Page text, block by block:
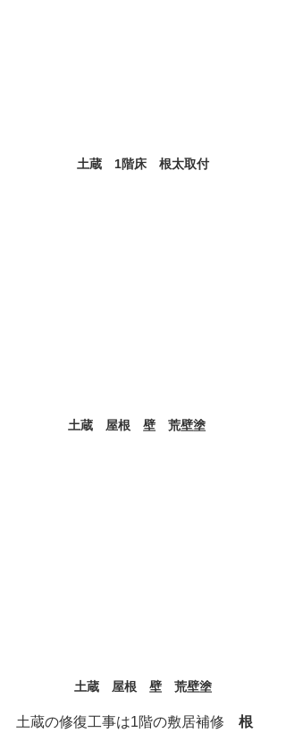
土蔵　1階床　根太取付
土蔵　屋根　壁　荒壁塗
土蔵　屋根　壁　荒壁塗
土蔵の修復工事は1階の敷居補修 根